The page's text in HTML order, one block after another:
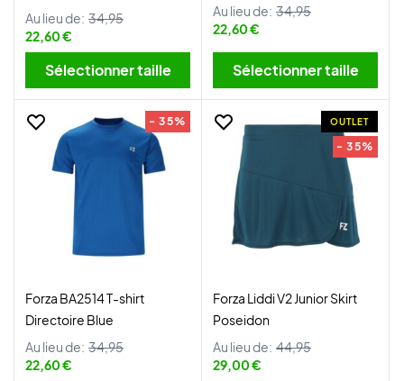
Au lieu de: 34,95
22,60 €
Sélectionner taille
Au lieu de: 34,95
22,60 €
Sélectionner taille
- 35%
Forza BA2514 T-shirt
Directoire Blue
Au lieu de: 34,95
22,60 €
OUTLET
- 35%
Forza Liddi V2 Junior Skirt
Poseidon
Au lieu de: 44,95
29,00 €